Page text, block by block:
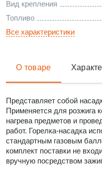
Вид крепления
Топливо
Все характеристики
О товаре
Представляет собой
Применяется для розжига
нагрева предметов и
работ. Горелка-насадка
стандартным газовым
комплект поставки не
вручную посредством